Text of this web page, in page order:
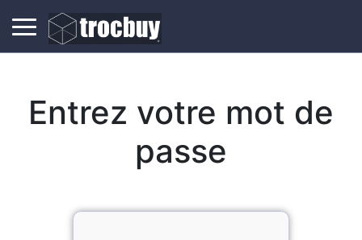
Entrez votre mot de
passe